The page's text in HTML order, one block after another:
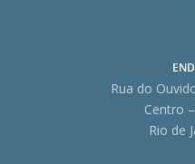
Rua do
Centro
Rio de